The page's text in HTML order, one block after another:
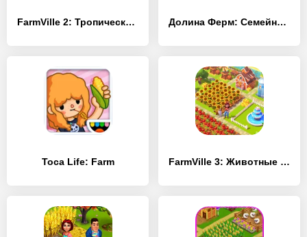
FarmVille 2: Тропический остров Долина Ферм: Семейная ферма
Toca Life: Farm FarmVille 3: Животные на ферме